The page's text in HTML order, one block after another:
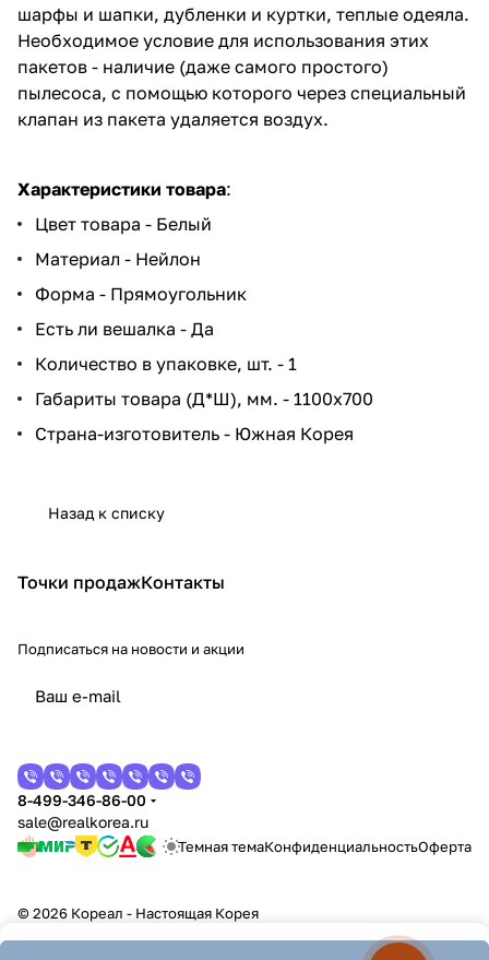
шарфы и шапки, дубленки и куртки, теплые одеяла.
Необходимое условие для использования этих
пакетов - наличие (даже самого простого)
пылесоса, с помощью которого через специальный
клапан из пакета удаляется воздух.
Характеристики товара:
Цвет товара - Белый
Материал - Нейлон
Форма - Прямоугольник
Есть ли вешалка - Да
Количество в упаковке, шт. - 1
Габариты товара (Д*Ш), мм. - 1100x700
Страна-изготовитель - Южная Корея
Назад к списку
Точки продажКонтакты
Подписаться на новости и акции
8-499-346-86-00
sale@realkorea.ru
Темная темаКонфиденциальностьОферта
© 2026 Кореал - Настоящая Корея